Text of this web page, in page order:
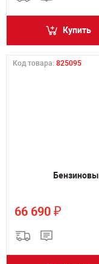
Купить
Код товара: 825095
66 690 ₽